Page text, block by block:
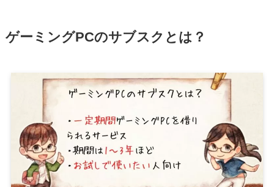
ゲーミングPCのサブスクとは？